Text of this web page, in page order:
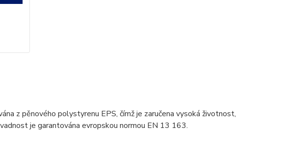
z pěnového polystyrenu EPS, čímž je zaručena vysoká životnost,
je garantována evropskou normou EN 13 163.